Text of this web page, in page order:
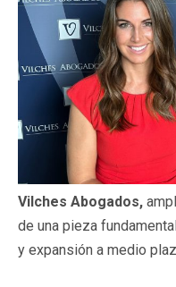
Vilches Abogados,
de una pieza
y expansión a medio